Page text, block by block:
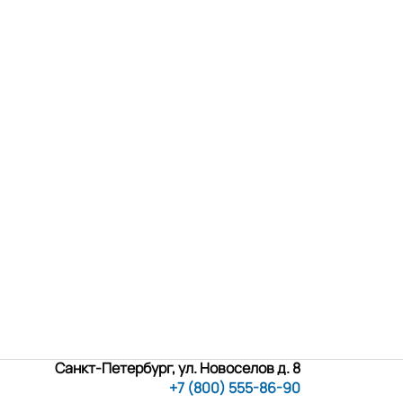
Санкт-Петербург, ул. Новоселов д. 8
+7 (800) 555-86-90